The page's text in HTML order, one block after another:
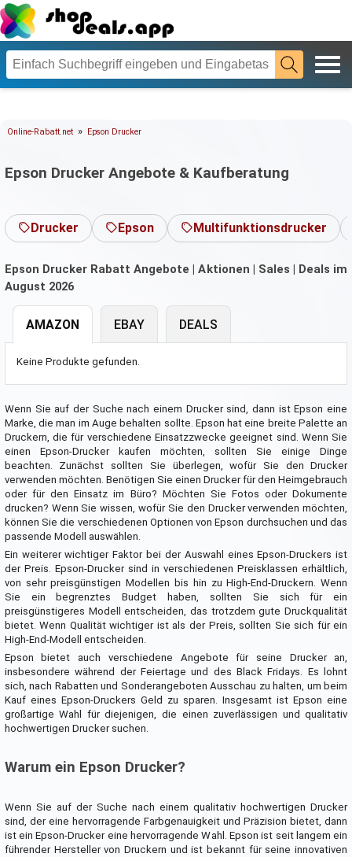
Online-Rabatt.net » Epson Drucker
Epson Drucker Angebote & Kaufberatung
Drucker Epson Multifunktionsdrucker
Epson Drucker Rabatt Angebote | Aktionen | Sales | Deals im
August 2026
AMAZON
Keine Produkte gefunden.
EBAY DEALS
Wenn Sie auf der Suche nach einem Drucker sind, dann ist Epson eine
Marke, die man im Auge behalten sollte. Epson hat eine breite Palette an
Druckern, die für verschiedene Einsatzzwecke geeignet sind. Wenn Sie
einen Epson-Drucker kaufen möchten, sollten Sie einige Dinge
beachten. Zunächst sollten Sie überlegen, wofür Sie den Drucker
verwenden möchten. Benötigen Sie einen Drucker für den Heimgebrauch
oder für den Einsatz im Büro? Möchten Sie Fotos oder Dokumente
drucken? Wenn Sie wissen, wofür Sie den Drucker verwenden möchten,
können Sie die verschiedenen Optionen von Epson durchsuchen und das
passende Modell auswählen.
Ein weiterer wichtiger Faktor bei der Auswahl eines Epson-Druckers ist
der Preis. Epson-Drucker sind in verschiedenen Preisklassen erhältlich,
von sehr preisgünstigen Modellen bis hin zu High-End-Druckern. Wenn
Sie ein begrenztes Budget haben, sollten Sie sich für ein
preisgünstigeres Modell entscheiden, das trotzdem gute Druckqualität
bietet. Wenn Qualität wichtiger ist als der Preis, sollten Sie sich für ein
High-End-Modell entscheiden.
Epson bietet auch verschiedene Angebote für seine Drucker an,
insbesondere während der Feiertage und des Black Fridays. Es lohnt
sich, nach Rabatten und Sonderangeboten Ausschau zu halten, um beim
Kauf eines Epson-Druckers Geld zu sparen. Insgesamt ist Epson eine
großartige Wahl für diejenigen, die einen zuverlässigen und qualitativ
hochwertigen Drucker suchen.
Warum ein Epson Drucker?
Wenn Sie auf der Suche nach einem qualitativ hochwertigen Drucker
sind, der eine hervorragende Farbgenauigkeit und Präzision bietet, dann
ist ein Epson-Drucker eine hervorragende Wahl. Epson ist seit langem ein
führender Hersteller von Druckern und ist bekannt für seine innovativen